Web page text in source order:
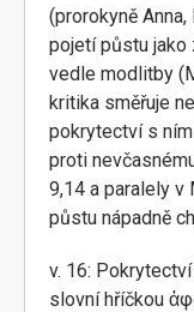
(prorokyně
pojetí půstu jako
vedle modlitby
kritika směřuje
pokrytectví s
proti
9,14 a paralely v
půstu nápadně
v. 16:
slovní hříčkou